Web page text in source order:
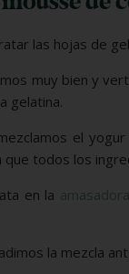
las hojas de
muy bien y
gelatina.
el
que todos los
en la amasadora
la mezcla